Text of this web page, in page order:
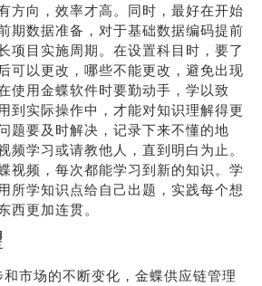
方向，效率才高。同时，最好在开始
期数据准备，对于基础数据编码提前
项目实施周期。在设置科目时，要了
可以更改，哪些不能更改，避免出现
使用金蝶软件时要勤动手，学以致
到实际操作中，才能对知识理解得更
题要及时解决，记录下来不懂的地
频学习或请教他人，直到明白为止。
视频，每次都能学习到新的知识。学
所学知识点给自己出题，实践每个想
西更加连贯。
市场的不断变化，金蝶供应链管理